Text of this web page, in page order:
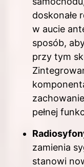
doskonałe
w aucie
sposób,
przy tym
pełnej
zamienia
stanowi